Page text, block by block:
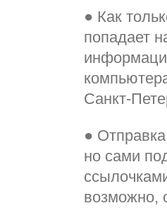
● Как
попадает
Санкт-
●
но сами
возможно,